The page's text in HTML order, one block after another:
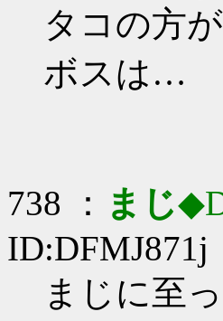
タコの方
ボスは…
738 ： まじ
ID:DFMJ871j
まじに至